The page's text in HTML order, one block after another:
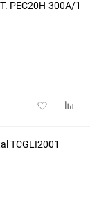
PEC20H-300A/1
Добавить
TCGLI2001